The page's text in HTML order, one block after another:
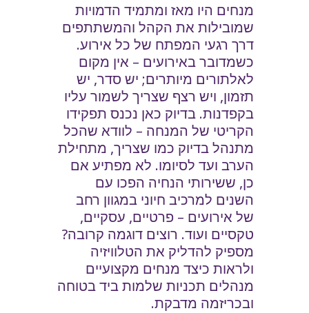
מנחים היו מאז ומתמיד הדמויות
שמובילות את הקהל והמשתתפים
דרך רגעי המפתח של כל אירוע.
כשמדובר באירועים – אין מקום
לאלתורים מיותרים; יש סדר, יש
תזמון, ויש רצף שצריך לשמור עליו
בקפדנות. בדיוק כאן נכנס תפקידו
הקריטי של המנחה – לוודא שהכל
מתנהל בדיוק כמו שצריך, מתחילת
הערב ועד לסיומו. לא מפתיע אם
כן, ששירותי הנחיה הפכו עם
השנים למרכיב חיוני במגוון רחב
של אירועים – פרטיים, עסקיים,
טקסיים ועוד. רוצים דוגמה קרובה?
מספיק להדליק את הטלוויזיה
ולראות כיצד מנחים מקצועיים
מנהלים תכניות שלמות ביד בטוחה
ובכריזמה מדבקת.